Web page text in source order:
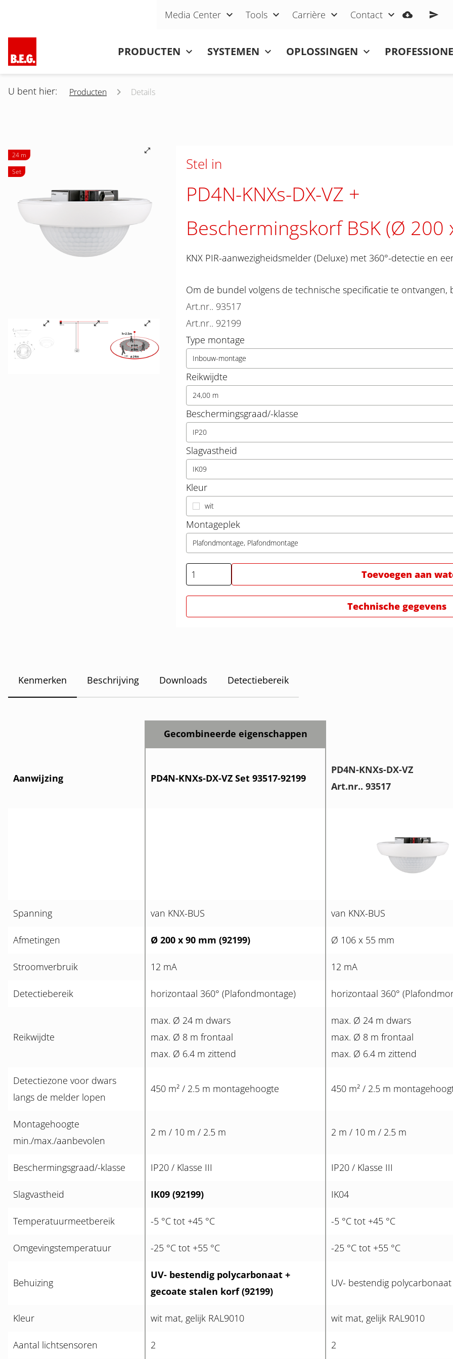
Navigatie overslaan
Media Center Tools Carrière Contact
PRODUCTEN SYSTEMEN OPLOSSINGEN
U bent hier: Producten Details
24 m
Set
Stel in
PD4N-KNXs-DX-VZ
Beschermingskorf BSK (Ø 200
KNX PIR-aanwezigheidsmelder (Deluxe) met 360°-detectie en
Om de bundel volgens de technische specificatie te ontvangen,
Art.nr.. 93517
Art.nr.. 92199
Type montage
Inbouw-montage
Reikwijdte
24,00 m
Beschermingsgraad/-klasse
IP20
Slagvastheid
IK09
Kleur
wit
Montageplek
Plafondmontage, Plafondmontage
Toevoegen aan
Technische gegevens
Kenmerken Beschrijving Downloads Detectiebereik
Gecombineerde eigenschappen
Aanwijzing PD4N-KNXs-DX-VZ Set 93517-92199
PD4N-KNXs-DX-VZ
Art.nr.. 93517
Spanning van KNX-BUS van KNX-BUS
Afmetingen Ø 200 x 90 mm (92199) Ø 106 x 55 mm
Stroomverbruik 12 mA 12 mA
Detectiebereik horizontaal 360° (Plafondmontage) horizontaal 360°
Reikwijdte
max. Ø 24 m dwars
max. Ø 8 m frontaal
max. Ø 6.4 m zittend
max. Ø 24 m dwars
max. Ø 8 m frontaal
max. Ø 6.4 m zittend
Detectiezone voor dwars
langs de melder lopen
450 m² / 2.5 m montagehoogte 450 m² / 2.5 m
Montagehoogte
min./max./aanbevolen
2 m / 10 m / 2.5 m 2 m / 10 m / 2.5 m
Beschermingsgraad/-klasse IP20 / Klasse III IP20 / Klasse III
Slagvastheid IK09 (92199) IK04
Temperatuurmeetbereik -5 °C tot +45 °C -5 °C tot +45 °C
Omgevingstemperatuur -25 °C tot +55 °C -25 °C tot +55 °C
Behuizing
UV- bestendig polycarbonaat +
gecoate stalen korf (92199)
UV- bestendig polycarbonaat
Kleur wit mat, gelijk RAL9010 wit mat, gelijk RAL9010
Aantal lichtsensoren 2 2